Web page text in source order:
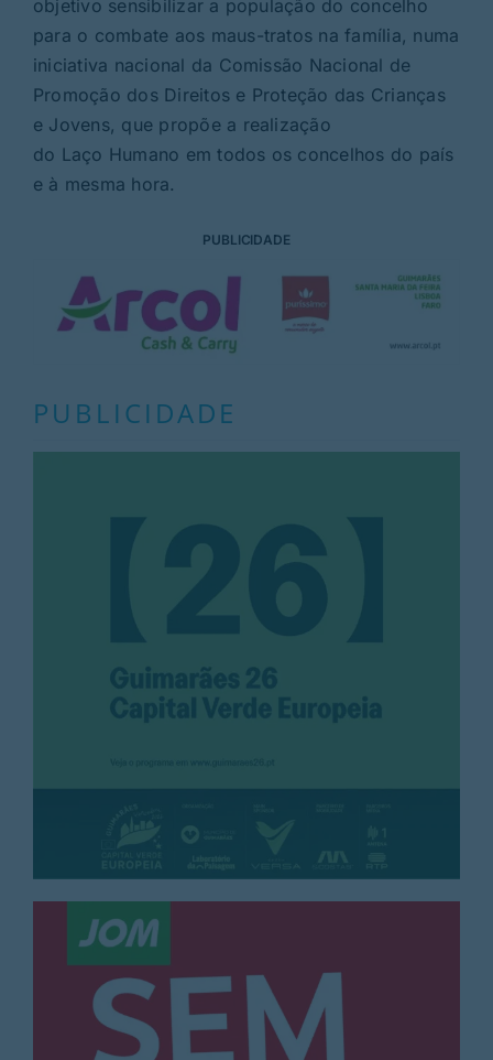
objetivo sensibilizar a população do concelho
para o combate aos maus-tratos na família, numa
iniciativa nacional da Comissão Nacional de
Promoção dos Direitos e Proteção das Crianças
e Jovens, que propõe a realização
do Laço Humano em todos os concelhos do país
e à mesma hora.
PUBLICIDADE
PUBLICIDADE